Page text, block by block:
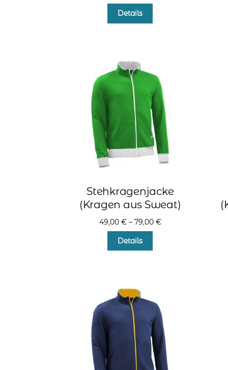
Details
Die
Optionen
können
auf
der
Produktseite
gewählt
werden
Stehkragenjacke
(Kragen aus Sweat)
49,00 €– 79,00 €
Details
Die
Optionen
können
auf
der
Produktseite
gewählt